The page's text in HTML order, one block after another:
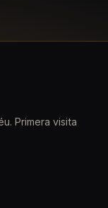
Primera visita